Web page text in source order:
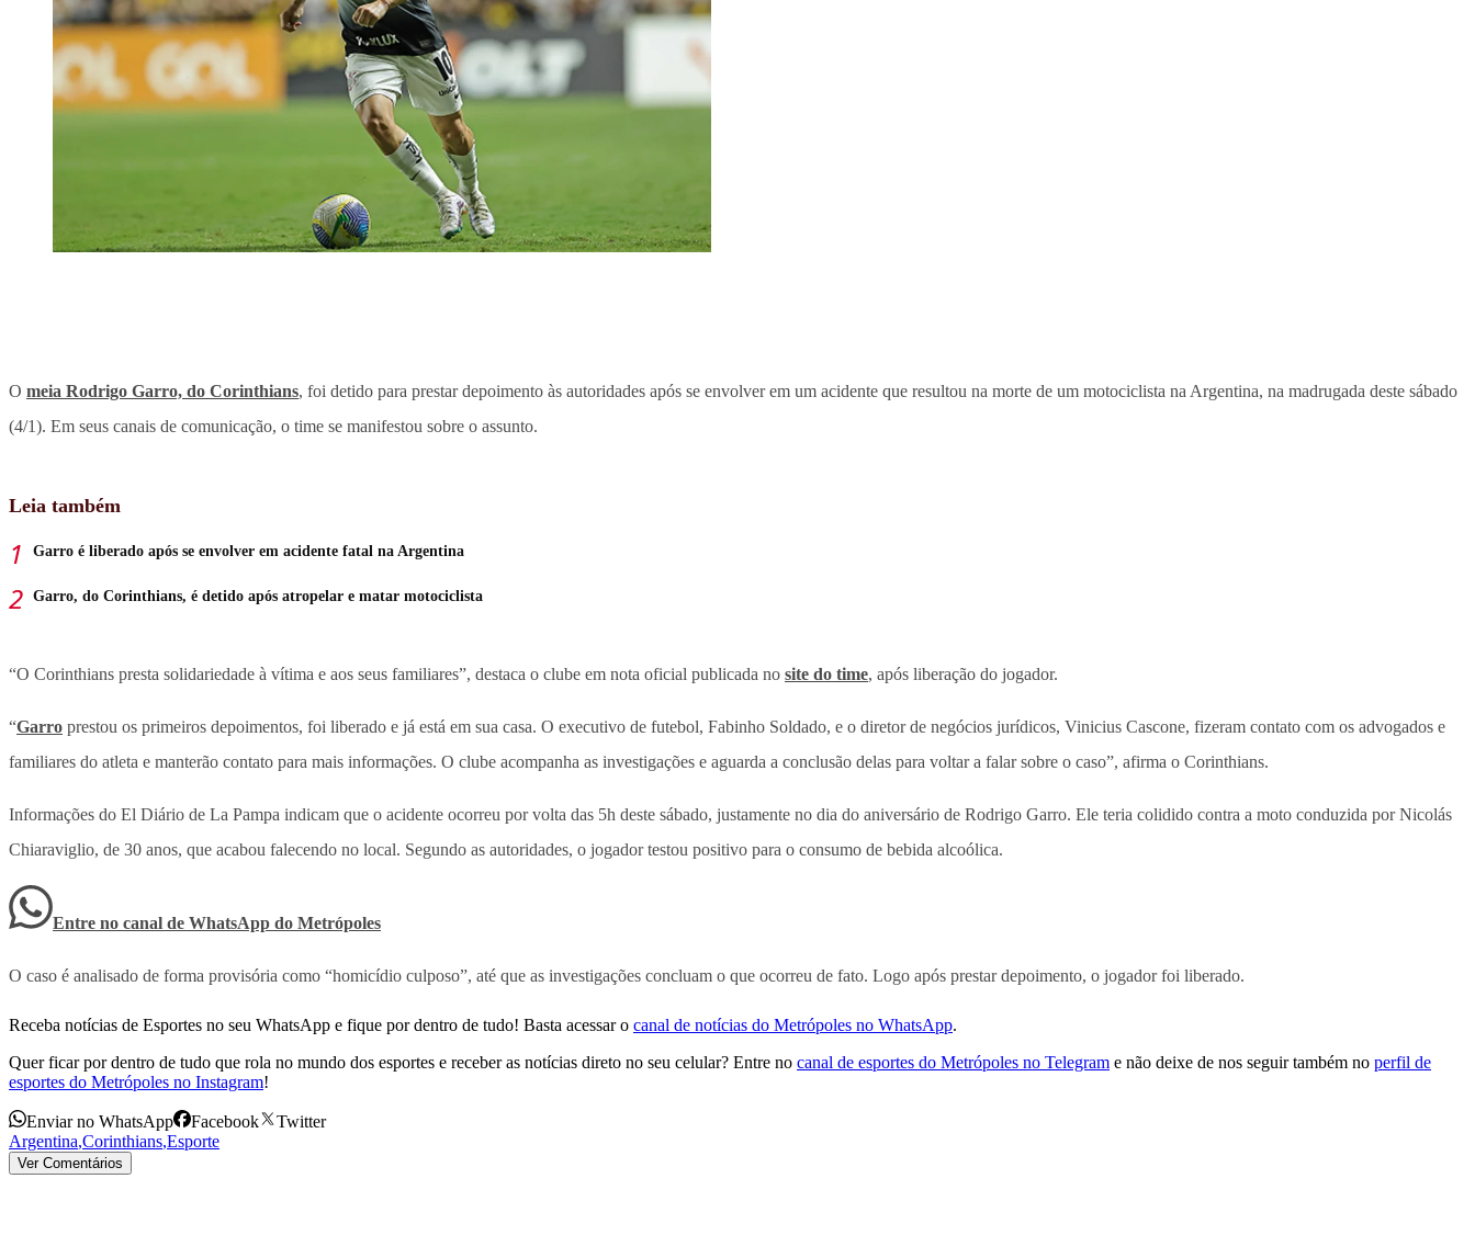
O meia Rodrigo Garro, do Corinthians, foi detido para prestar depoimento às autoridades após se envolver em um acidente que resultou na morte de um motociclista na Argentina, na madrugada deste sábado
(4/1). Em seus canais de comunicação, o time se manifestou sobre o assunto.
Leia também
Garro é liberado após se envolver em acidente fatal na Argentina
Garro, do Corinthians, é detido após atropelar e matar motociclista
“O Corinthians presta solidariedade à vítima e aos seus familiares”, destaca o clube em nota oficial publicada no site do time, após liberação do jogador.
“Garro prestou os primeiros depoimentos, foi liberado e já está em sua casa. O executivo de futebol, Fabinho Soldado, e o diretor de negócios jurídicos, Vinicius Cascone, fizeram contato com os advogados e
familiares do atleta e manterão contato para mais informações. O clube acompanha as investigações e aguarda a conclusão delas para voltar a falar sobre o caso”, afirma o Corinthians.
Informações do El Diário de La Pampa indicam que o acidente ocorreu por volta das 5h deste sábado, justamente no dia do aniversário de Rodrigo Garro. Ele teria colidido contra a moto conduzida por Nicolás
Chiaraviglio, de 30 anos, que acabou falecendo no local. Segundo as autoridades, o jogador testou positivo para o consumo de bebida alcoólica.
Entre no canal de WhatsApp do Metrópoles
O caso é analisado de forma provisória como “homicídio culposo”, até que as investigações concluam o que ocorreu de fato. Logo após prestar depoimento, o jogador foi liberado.
Receba notícias de Esportes no seu WhatsApp e fique por dentro de tudo! Basta acessar o canal de notícias do Metrópoles no WhatsApp.
Quer ficar por dentro de tudo que rola no mundo dos esportes e receber as notícias direto no seu celular? Entre no canal de esportes do Metrópoles no Telegram e não deixe de nos seguir também no perfil de
esportes do Metrópoles no Instagram!
Enviar no WhatsApp Facebook
Twitter
Argentina,Corinthians,Esporte
Ver Comentários